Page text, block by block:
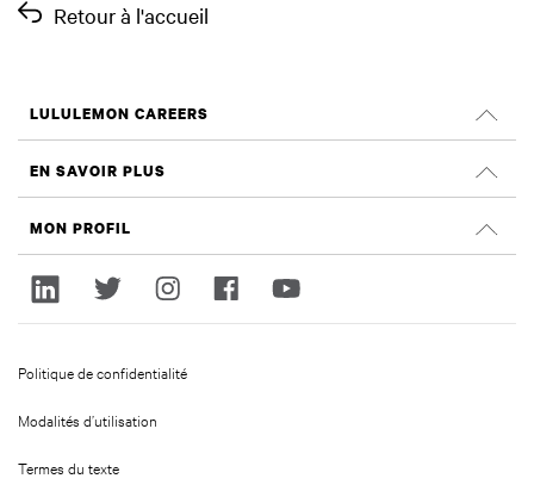
Retour à l'accueil
LULULEMON CAREERS
Rechercher les emplois
EN SAVOIR PLUS
Durabilité et impact social
lululemon.com
MON PROFIL
S'identifier
Politique de confidentialité
Modalités d’utilisation
Termes du texte